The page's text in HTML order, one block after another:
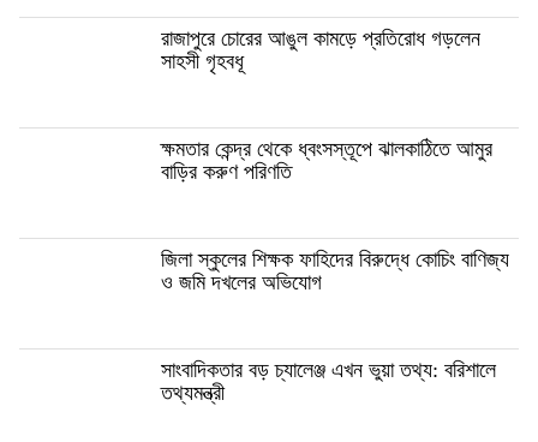
রাজাপুরে চোরের আঙুল কামড়ে প্রতিরোধ গড়লেন
সাহসী গৃহবধূ
ক্ষমতার কেন্দ্র থেকে ধ্বংসস্তূপে ঝালকাঠিতে আমুর
বাড়ির করুণ পরিণতি
জিলা স্কুলের শিক্ষক ফাহিদের বিরুদ্ধে কোচিং বাণিজ্য
ও জমি দখলের অভিযোগ
সাংবাদিকতার বড় চ্যালেঞ্জ এখন ভুয়া তথ্য: বরিশালে
তথ্যমন্ত্রী